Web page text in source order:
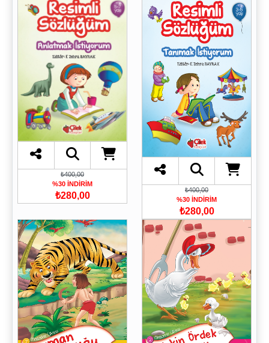
₺400,00
%30 İNDİRİM
₺280,00
₺400,00
%30 İNDİRİM
₺280,00